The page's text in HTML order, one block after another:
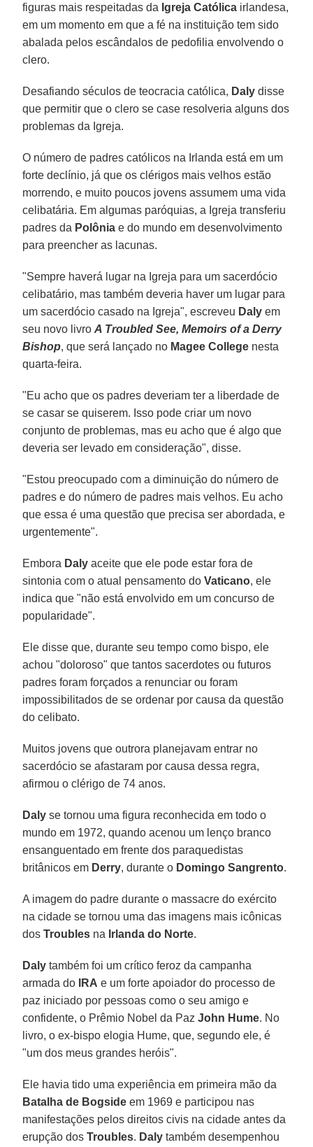
figuras mais respeitadas da Igreja Católica irlandesa,
em um momento em que a fé na instituição tem sido
abalada pelos escândalos de pedofilia envolvendo o
clero.
Desafiando séculos de teocracia católica, Daly disse
que permitir que o clero se case resolveria alguns dos
problemas da Igreja.
O número de padres católicos na Irlanda está em um
forte declínio, já que os clérigos mais velhos estão
morrendo, e muito poucos jovens assumem uma vida
celibatária. Em algumas paróquias, a Igreja transferiu
padres da Polônia e do mundo em desenvolvimento
para preencher as lacunas.
"Sempre haverá lugar na Igreja para um sacerdócio
celibatário, mas também deveria haver um lugar para
um sacerdócio casado na Igreja", escreveu Daly em
seu novo livroA Troubled See, Memoirs of a Derry
Bishop, que será lançado no Magee College nesta
quarta-feira.
"Eu acho que os padres deveriam ter a liberdade de
se casar se quiserem. Isso pode criar um novo
conjunto de problemas, mas eu acho que é algo que
deveria ser levado em consideração", disse.
"Estou preocupado com a diminuição do número de
padres e do número de padres mais velhos. Eu acho
que essa é uma questão que precisa ser abordada, e
urgentemente".
Embora Daly aceite que ele pode estar fora de
sintonia com o atual pensamento doVaticano, ele
indica que "não está envolvido em um concurso de
popularidade".
Ele disse que, durante seu tempo como bispo, ele
achou "doloroso" que tantos sacerdotes ou futuros
padres foram forçados a renunciar ou foram
impossibilitados de se ordenar por causa da questão
do celibato.
Muitos jovens que outrora planejavam entrar no
sacerdócio se afastaram por causa dessa regra,
afirmou o clérigo de 74 anos.
Daly se tornou uma figura reconhecida em todo o
mundo em 1972, quando acenou um lenço branco
ensanguentado em frente dos paraquedistas
britânicos em Derry, durante o Domingo Sangrento.
A imagem do padre durante o massacre do exército
na cidade se tornou uma das imagens mais icônicas
dosTroubles na Irlanda do Norte.
Daly também foi um crítico feroz da campanha
armada do
IRA e um forte apoiador do processo de
paz iniciado por pessoas como o seu amigo e
confidente, o Prêmio Nobel da PazJohn Hume. No
livro, o ex-bispo elogia Hume, que, segundo ele, é
"um dos meus grandes heróis".
Ele havia tido uma experiência em primeira mão da
Batalha de Bogside em 1969 e participou nas
manifestações pelos direitos civis na cidade antes da
erupção dosTroubles. Daly também desempenhou